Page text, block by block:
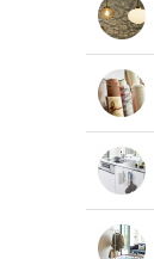
ブランド
ガイドライン